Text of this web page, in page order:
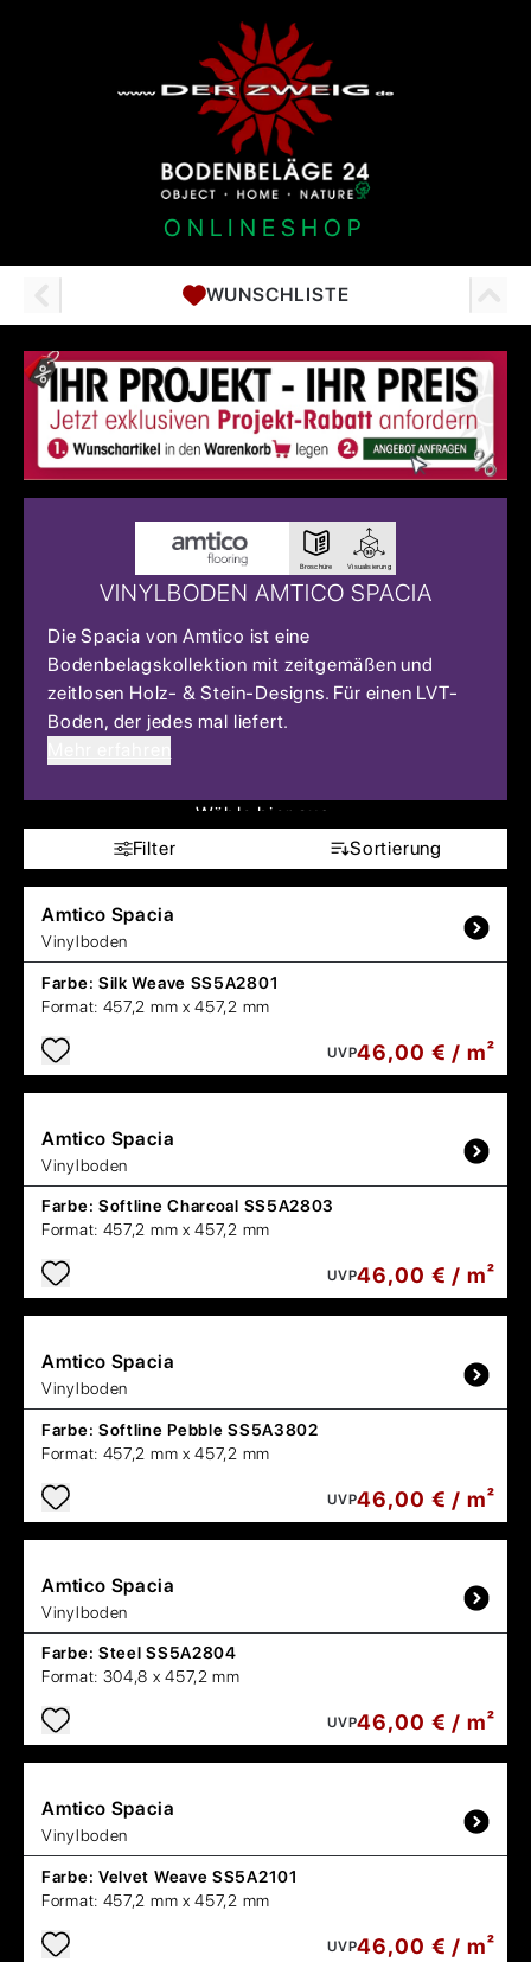
ONLINESHOP
WUNSCHLISTE
Broschüre Visualisierung
VINYLBODEN AMTICO SPACIA
Die Spacia von Amtico ist eine
Bodenbelagskollektion mit zeitgemäßen und
zeitlosen Holz- & Stein-Designs. Für einen LVT-
Boden, der jedes mal liefert.
Wähle hier aus:
Filter
Sortierung
Amtico Spacia
Vinylboden
Farbe: Silk Weave SS5A2801
Format: 457,2 mm x 457,2 mm
UVP46,00 € / m²
Amtico Spacia
Vinylboden
Farbe: Softline Charcoal SS5A2803
Format: 457,2 mm x 457,2 mm
UVP46,00 € / m²
Amtico Spacia
Vinylboden
Farbe: Softline Pebble SS5A3802
Format: 457,2 mm x 457,2 mm
UVP46,00 € / m²
Amtico Spacia
Vinylboden
Farbe: Steel SS5A2804
Format: 304,8 x 457,2 mm
UVP46,00 € / m²
Amtico Spacia
Vinylboden
Farbe: Velvet Weave SS5A2101
Format: 457,2 mm x 457,2 mm
UVP46,00 € / m²